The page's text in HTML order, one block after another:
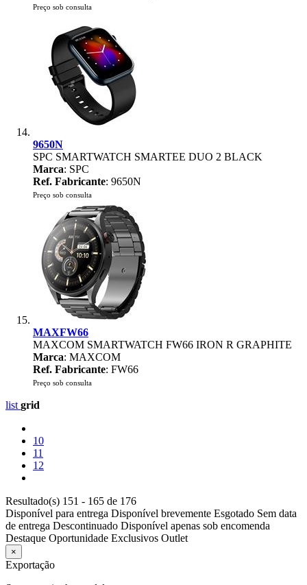
Preço sob consulta
9650N
SPC SMARTWATCH SMARTEE DUO 2 BLACK
Marca: SPC
Ref. Fabricante: 9650N
Preço sob consulta
MAXFW66
MAXCOM SMARTWATCH FW66 IRON R GRAPHITE
Marca: MAXCOM
Ref. Fabricante: FW66
Preço sob consulta
list grid
10
11
12
Resultado(s) 151 - 165 de 176
Disponível para entrega Disponível brevemente Esgotado Sem data
de entrega Descontinuado Disponível apenas sob encomenda
Destaque Oportunidade Exclusivos Outlet
×
Exportação